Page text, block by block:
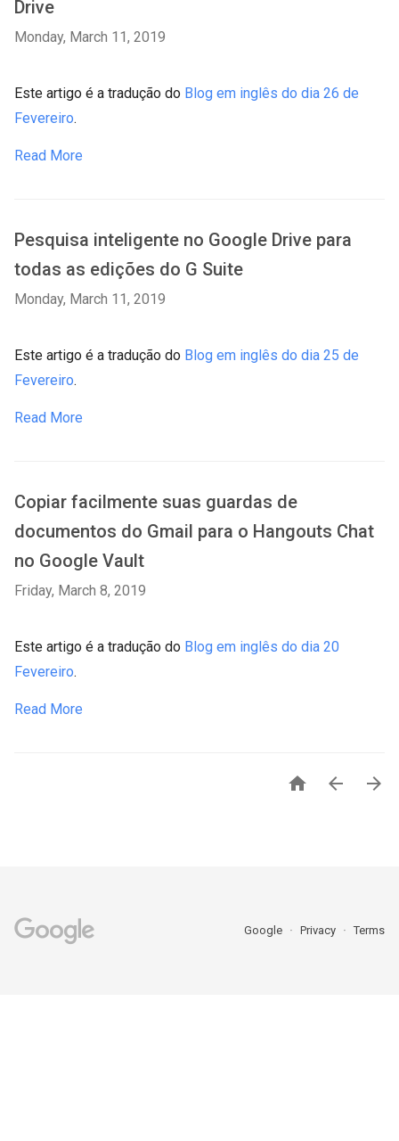
Drive
Monday, March 11, 2019
Este artigo é a tradução do Blog em inglês do dia 26 de
Fevereiro.
Read More
Pesquisa inteligente no Google Drive para
todas as edições do G Suite
Monday, March 11, 2019
Este artigo é a tradução do Blog em inglês do dia 25 de
Fevereiro.
Read More
Copiar facilmente suas guardas de
documentos do Gmail para o Hangouts Chat
no Google Vault
Friday, March 8, 2019
Este artigo é a tradução do Blog em inglês do dia 20
Fevereiro.
Read More
  
Google Privacy Terms